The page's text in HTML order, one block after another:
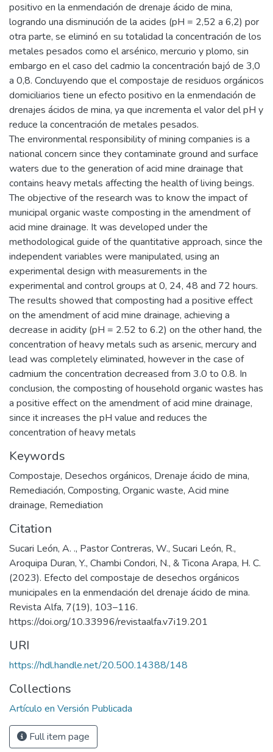
positivo en la enmendación de drenaje ácido de mina,
logrando una disminución de la acides (pH = 2,52 a 6,2) por
otra parte, se eliminó en su totalidad la concentración de los
metales pesados como el arsénico, mercurio y plomo, sin
embargo en el caso del cadmio la concentración bajó de 3,0
a 0,8. Concluyendo que el compostaje de residuos orgánicos
domiciliarios tiene un efecto positivo en la enmendación de
drenajes ácidos de mina, ya que incrementa el valor del pH y
reduce la concentración de metales pesados.
The environmental responsibility of mining companies is a
national concern since they contaminate ground and surface
waters due to the generation of acid mine drainage that
contains heavy metals affecting the health of living beings.
The objective of the research was to know the impact of
municipal organic waste composting in the amendment of
acid mine drainage. It was developed under the
methodological guide of the quantitative approach, since the
independent variables were manipulated, using an
experimental design with measurements in the
experimental and control groups at 0, 24, 48 and 72 hours.
The results showed that composting had a positive effect
on the amendment of acid mine drainage, achieving a
decrease in acidity (pH = 2.52 to 6.2) on the other hand, the
concentration of heavy metals such as arsenic, mercury and
lead was completely eliminated, however in the case of
cadmium the concentration decreased from 3.0 to 0.8. In
conclusion, the composting of household organic wastes has
a positive effect on the amendment of acid mine drainage,
since it increases the pH value and reduces the
concentration of heavy metals
Keywords
Compostaje, Desechos orgánicos, Drenaje ácido de mina,
Remediación, Composting, Organic waste, Acid mine
drainage, Remediation
Citation
Sucari León, A. ., Pastor Contreras, W., Sucari León, R.,
Aroquipa Duran, Y., Chambi Condori, N., & Ticona Arapa, H. C.
(2023). Efecto del compostaje de desechos orgánicos
municipales en la enmendación del drenaje ácido de mina.
Revista Alfa, 7(19), 103–116.
https://doi.org/10.33996/revistaalfa.v7i19.201
URI
https://hdl.handle.net/20.500.14388/148
Collections
Artículo en Versión Publicada
Full item page